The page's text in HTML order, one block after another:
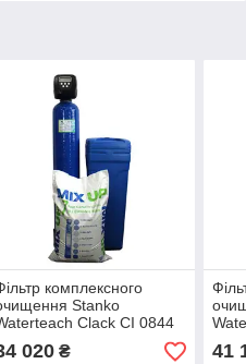
комплексного
Stanko
Clack CI 0844
FE+
020₴
MIX
41